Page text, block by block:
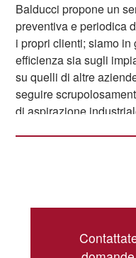
conformità con tutte le
Balducci propone un
preventiva e periodica
i propri clienti; siamo
efficienza sia sugli
su quelli di altre
seguire
di aspirazione
con il conseguente
inceppamenti, e si
esplosioni che deriva
Le operazioni
nelle seguenti: